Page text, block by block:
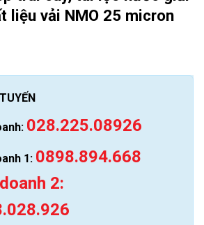
liệu vải NMO 25 micron
028.225.08926
1: 0898.894.668
2: